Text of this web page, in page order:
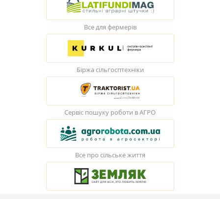
Все для фермерів
Біржа сільгосптехніки
Сервіс пошуку роботи в АГРО
Все про сільське життя